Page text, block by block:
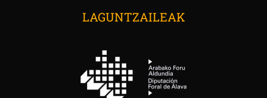
LAGUNTZAILEAK